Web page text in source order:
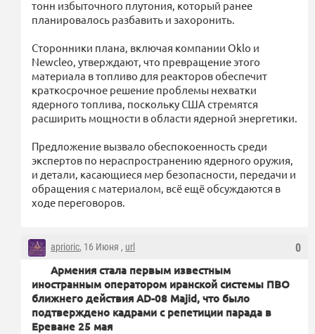
тонн избыточного плутония, который ранее
планировалось разбавить и захоронить.
Сторонники плана, включая компании Oklo и
Newcleo, утверждают, что превращение этого
материала в топливо для реакторов обеспечит
краткосрочное решение проблемы нехватки
ядерного топлива, поскольку США стремятся
расширить мощности в области ядерной энергетики.
Предложение вызвало обеспокоенность среди
экспертов по нераспространению ядерного оружия,
и детали, касающиеся мер безопасности, передачи и
обращения с материалом, всё ещё обсуждаются в
ходе переговоров.
0
aprioric, 16 Июня , url
Армения стала первым известным
иностранным оператором иранской системы ПВО
ближнего действия AD-08 Majid, что было
подтверждено кадрами с репетиции парада в
Ереване 25 мая